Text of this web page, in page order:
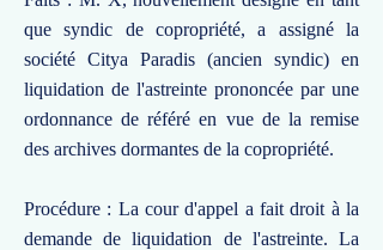
que syndic de copropriété, a assigné la
société Citya Paradis (ancien syndic) en
liquidation de l'astreinte prononcée par une
ordonnance de référé en vue de la remise
des archives dormantes de la copropriété.
Procédure : La cour d'appel a fait droit à la
demande de liquidation de l'astreinte. La